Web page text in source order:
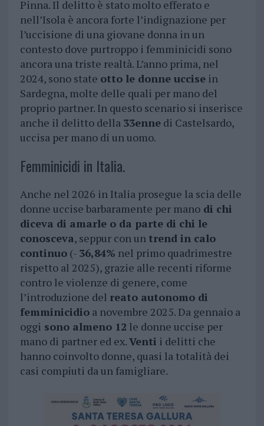
Pinna. Il delitto è stato molto efferato e
nell’Isola è ancora forte l’indignazione per
l’uccisione di una giovane donna in un
contesto dove purtroppo i femminicidi sono
ancora una triste realtà. L’anno prima, nel
2024, sono state otto le donne uccisein
Sardegna, molte delle quali per mano del
proprio partner. In questo scenario si inserisce
anche il delitto della 33ennedi Castelsardo,
uccisa per mano di un uomo.
Femminicidi in Italia.
Anche nel 2026 in Italia prosegue la scia delle
donne uccise barbaramente per manodi chi
diceva di amarle o da parte di chi le
conosceva, seppur con un trend in calo
continuo(- 36,84% nel primo quadrimestre
rispetto al 2025), grazie alle recenti riforme
contro le violenze di genere, come
l’introduzione del reato autonomo di
femminicidioa novembre 2025. Da gennaio a
oggi sono almeno 12 le donne uccise per
mano di partner ed ex.Venti i delitti che
hanno coinvolto donne, quasi la totalità dei
casi compiuti da un famigliare.